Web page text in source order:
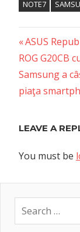
NOTE7
Post
Previous
Post:
ASUS
ROG G20CB
Next
Post:
Samsung a
piaţa
LEAVE A
You must be